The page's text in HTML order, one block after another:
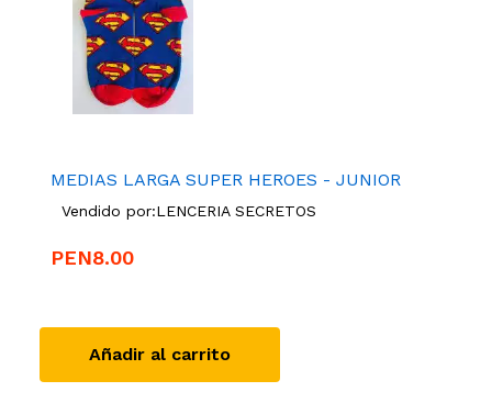
MEDIAS LARGA SUPER HEROES - JUNIOR
Vendido por:LENCERIA SECRETOS
PEN8.00
Añadir al carrito